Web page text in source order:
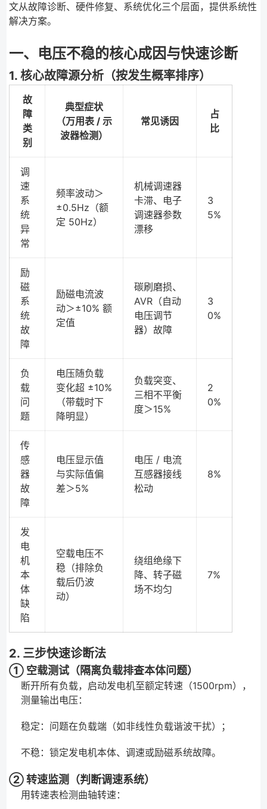
文从故障诊断、硬件修复、系统优化三个层面，提供系统性
解决方案。
一、电压不稳的核心成因与快速诊断
1. 核心故障源分析（按发生概率排序）
故
障
类
别
典型症状
（万用表 / 示
波器检测）
常见诱因
占
比
调
速
系
统
异
常
频率波动＞
±0.5Hz（额
定 50Hz）
机械调速器
卡滞、电子
调速器参数
漂移
3
5%
励
磁
系
统
故
障
励磁电流波
动＞±10% 额
定值
碳刷磨损、
AVR（自动
电压调节
器）故障
3
0%
负
载
问
题
电压随负载
变化超 ±10%
（带载时下
降明显）
负载突变、
三相不平衡
度＞15%
2
0%
传
感
器
故
障
电压显示值
与实际值偏
差＞5%
电压 / 电流
互感器接线
松动
8%
发
电
机
本
体
缺
陷
空载电压不
稳（排除负
载后仍波
动）
绕组绝缘下
降、转子磁
场不均匀
7%
2. 三步快速诊断法
① 空载测试（隔离负载排查本体问题）
断开所有负载，启动发电机至额定转速（1500rpm），
测量输出电压：
稳定：问题在负载端（如非线性负载谐波干扰）；
不稳：锁定发电机本体、调速或励磁系统故障。
② 转速监测（判断调速系统）
用转速表检测曲轴转速：